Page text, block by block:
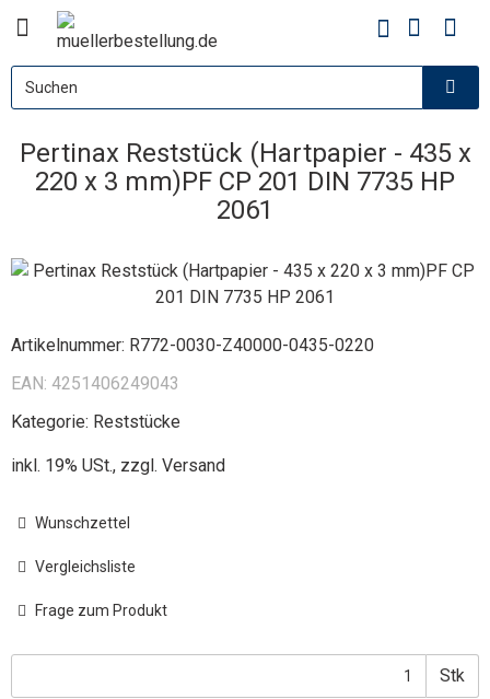
Pertinax Reststück (Hartpapier - 435 x
220 x 3 mm)PF CP 201 DIN 7735 HP
2061
Artikelnummer: R772-0030-Z40000-0435-0220
EAN: 4251406249043
Kategorie: Reststücke
inkl. 19% USt., zzgl. Versand
Wunschzettel
Vergleichsliste
Frage zum Produkt
Stk